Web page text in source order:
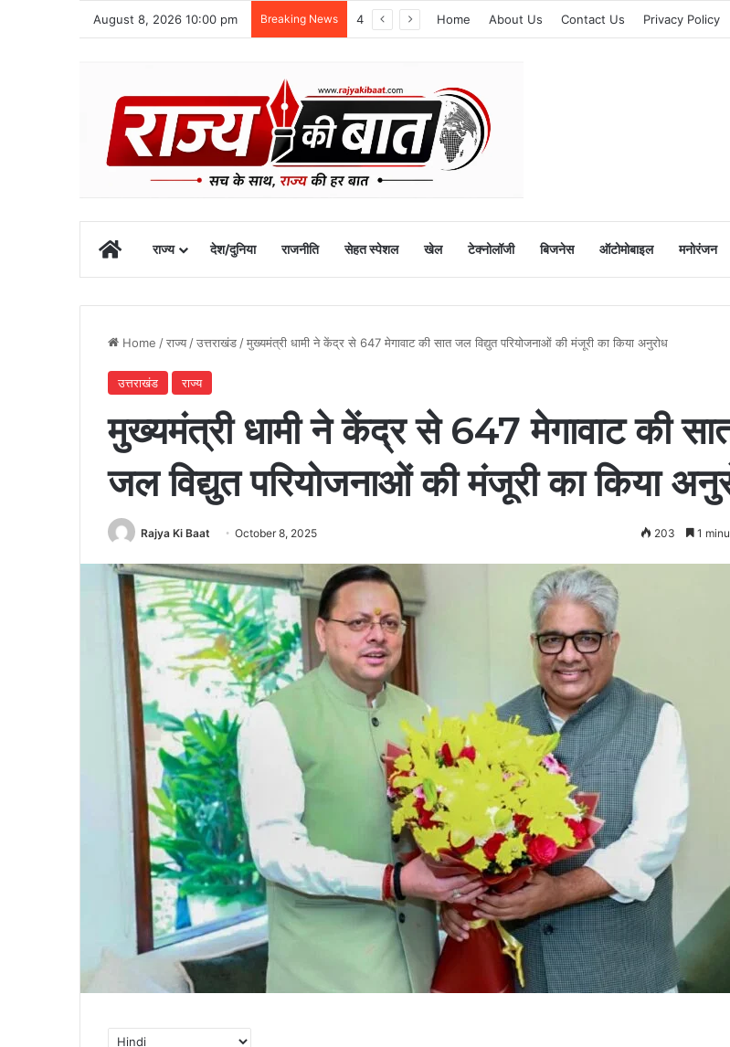
August 8, 2026 10:00 pm Breaking News Home About Us Contact Us Privacy Policy
Homeराज्य देश/दुनिया राजनीति सेहत स्पेशल खेल टेक्नोलॉजी बिजनेस ऑटोमोबाइल मनोरंजन
Home /राज्य /उत्तराखंड /मुख्यमंत्री धामी ने केंद्र से 647 मेगावाट की सात जल विद्युत परियोजनाओं की मंजूरी का किया अनुरोध
उत्तराखंड राज्य
मुख्यमंत्री धामी ने केंद्र से 647 मेगावाट की
जल विद्युत परियोजनाओं की मंजूरी का किया
Rajya Ki Baat October 8, 2025 203 1